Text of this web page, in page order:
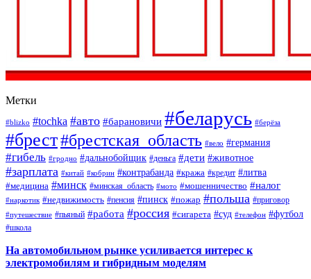
Метки
#blizko #tochka #авто #барановичи #беларусь #берёза
#брест#брестская_область #вело #германия
#гибель #гродно #дальнобойщик #деньга #дети #животное
#зарплата #китай #кобрин #контрабанда #кража #кредит #литва
#медицина #минск #минская_область #мото #мошенничество #налог
#наркотик #недвижимость #пенсия #пинск #пожар #польша #приговор
#путешествие #пьяный #работа #россия #сигарета #суд #телефон #футбол
#школа
На автомобильном рынке усиливается интерес к
электромобилям и гибридным моделям